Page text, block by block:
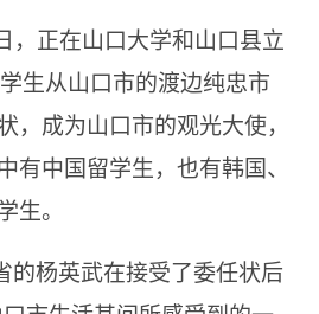
，正在山口大学和山口县立
生从山口市的渡边纯忠市
，成为山口市的观光大使，
有中国留学生，也有韩国、
生。
的杨英武在接受了委任状后